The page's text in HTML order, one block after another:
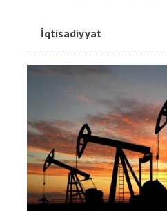
İqtisadiyyat